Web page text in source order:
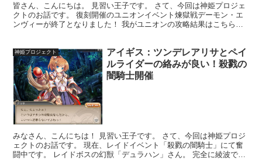
皆さん、こんにちは。 見習い王子です。 さて、今回は神姫プロジェ
クトのお話です。 復刻開催のユニオンイベント煉獄戦デーモン・エ
ンヴィーが終了となりました！ 我がユニオンの攻略結果はこちら！
神姫プロジェクト
アイギス：ツンデレアリサとペイ
ルライダーの絡みが良い！殺戮の
闇騎士開催
みなさん、こんにちは！ 見習い王子です。 さて、今回は神姫プロジ
ェクトのお話です。 現在、レイドイベント「殺戮の闇騎士」にて奮
闘中です。 レイドボスの幻獣「デュラハン」さん。 完全に綾波で